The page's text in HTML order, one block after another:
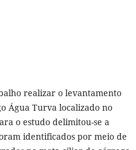
realizar o levantamento
Água Turva localizado no
o estudo delimitou-se a
identificados por meio de